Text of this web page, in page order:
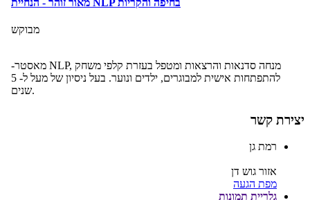
יצירת קשר
רמת גן
אזור גוש דן
מפת הגעה
גלריית תמונות